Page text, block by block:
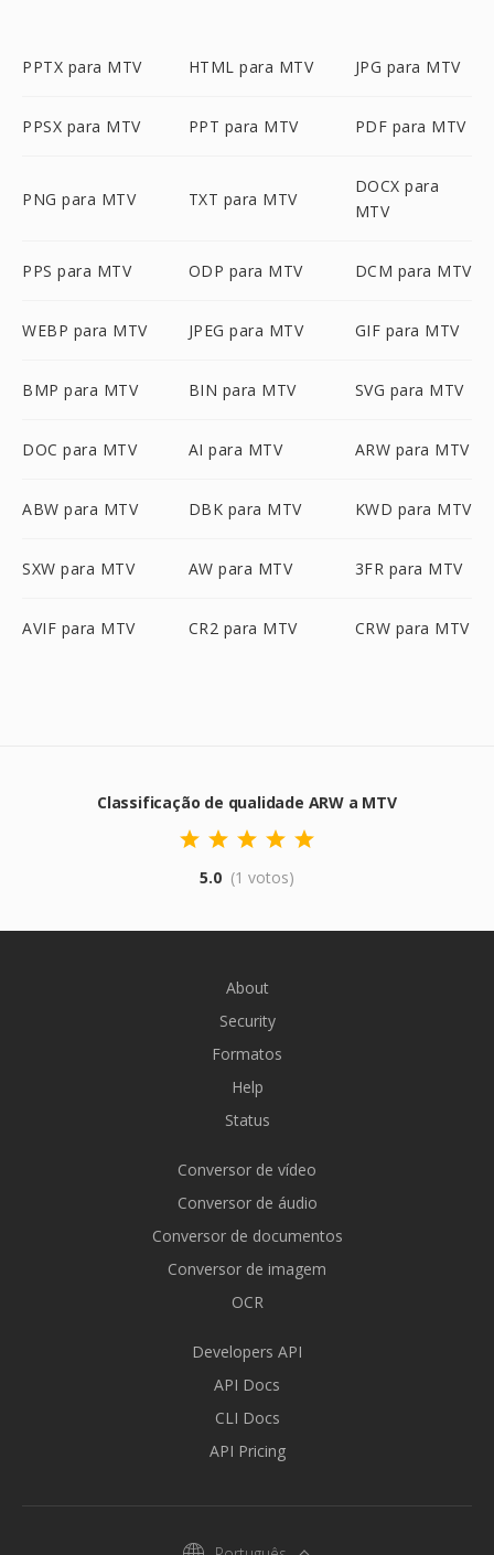
PPTX para MTV HTML para MTV JPG para MTV
PPSX para MTV PPT para MTV PDF para MTV
PNG para MTV TXT para MTV
DOCX para
MTV
PPS para MTV ODP para MTV DCM para MTV
WEBP para MTV JPEG para MTV GIF para MTV
BMP para MTV BIN para MTV SVG para MTV
DOC para MTV AI para MTV ARW para MTV
ABW para MTV DBK para MTV KWD para MTV
SXW para MTV AW para MTV 3FR para MTV
AVIF para MTV CR2 para MTV CRW para MTV
Classificação de qualidade ARW a MTV
5.0 (1 votos)
About
Security
Formatos
Help
Status
Conversor de vídeo
Conversor de áudio
Conversor de documentos
Conversor de imagem
OCR
Developers API
API Docs
CLI Docs
API Pricing